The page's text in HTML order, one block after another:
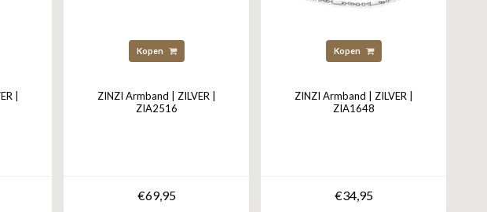
|
Kopen
ZINZI Armband | ZILVER |
ZIA2516
€69,95
Kopen
ZINZI Armband | ZILVER |
ZIA1648
€34,95